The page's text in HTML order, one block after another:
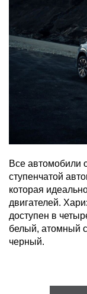
Все автомобили
ступенчатой
которая
двигателей.
доступен в
белый, атомный
черный.